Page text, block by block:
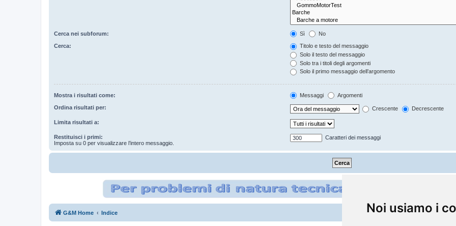
Noi usiamo i
Cerca nei subforum: Sì No
Cerca:
Titolo e testo del messaggio
Solo il testo del messaggio
Solo tra i titoli degli argomenti
Solo il primo messaggio dell’argomento
Mostra i risultati come: Messaggi Argomenti
Ordina risultati per: Crescente Decrescente
Limita risultati a:
Restituisci i primi:
Imposta su 0 per visualizzare l’intero messaggio.
Caratteri dei messaggi
G&M Home Indice